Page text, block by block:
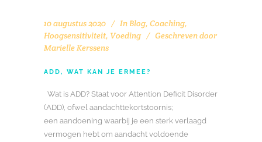
10 augustus 2020 In Blog, Coaching,
Hoogsensitiviteit, Voeding
Geschreven door
Marielle Kerssens
ADD, WAT KAN JE ERMEE?
Wat is ADD? Staat voor Attention Deficit Disorder
(ADD), ofwel aandachttekortstoornis;
een aandoening waarbij je een sterk verlaagd
vermogen hebt om aandacht voldoende